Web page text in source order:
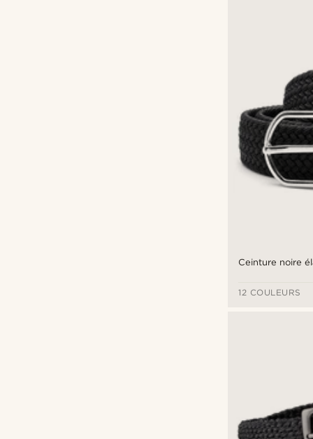
Ceinture noire
12 COULEURS